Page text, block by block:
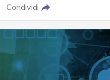
Condividi